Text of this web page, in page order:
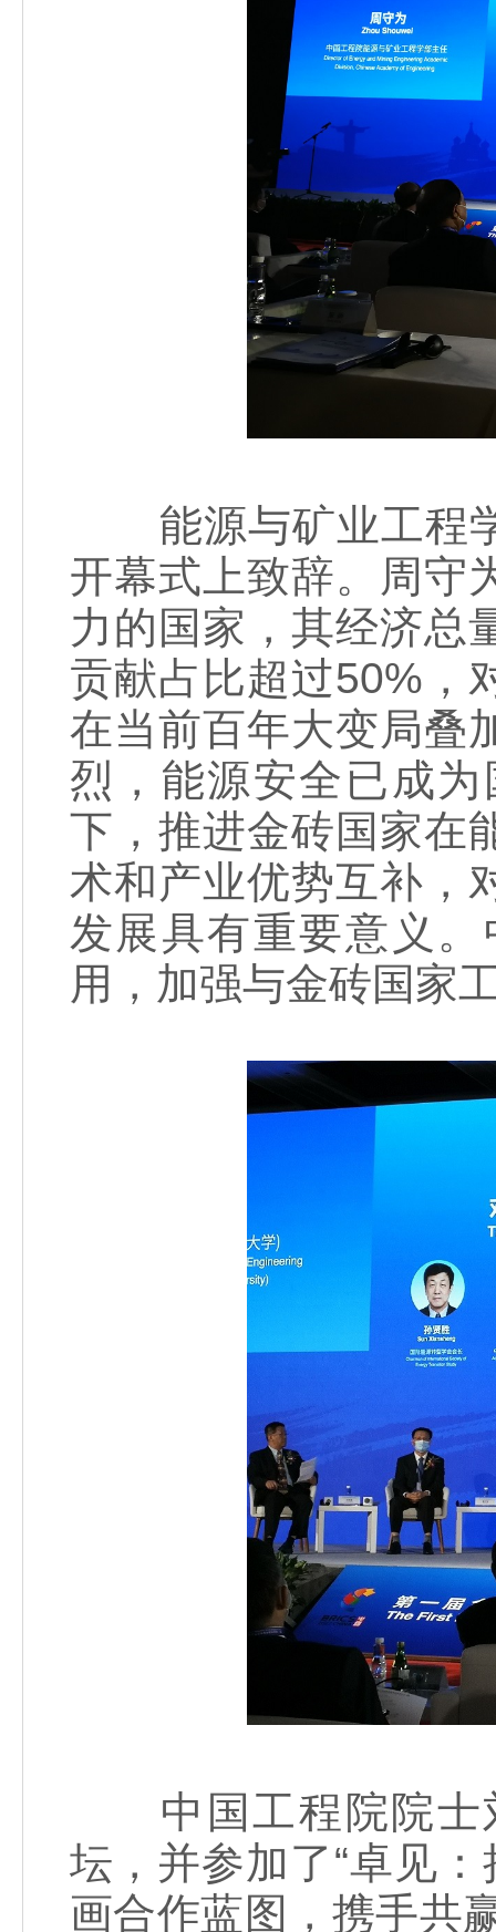
能源与矿业工程学
开幕式上致辞。周守
力的国家，其经济总
贡献占比超过50%，
在当前百年大变局叠
烈，能源安全已成
下，推进金砖国家在
术和产业优势互补，
发展具有重要意义
用，加强与金砖国家
中国工程院院士
坛，并参加了“卓见
画合作蓝图，携手共